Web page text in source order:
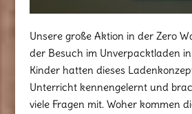
Unsere große Aktion in der Zero
der Besuch im Unverpacktladen
Kinder hatten dieses
Unterricht kennengelernt und
viele Fragen mit. Woher kommen